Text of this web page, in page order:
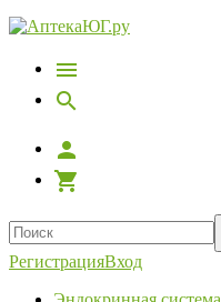
РегистрацияВход